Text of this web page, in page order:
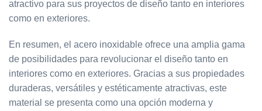
atractivo para sus proyectos de diseño tanto en interiores
como en exteriores.
En resumen, el acero inoxidable ofrece una amplia gama
de posibilidades para revolucionar el diseño tanto en
interiores como en exteriores. Gracias a sus propiedades
duraderas, versátiles y estéticamente atractivas, este
material se presenta como una opción moderna y